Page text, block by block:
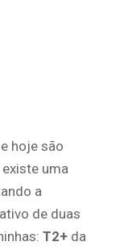
hoje são
uma
a
de duas
T2+ da